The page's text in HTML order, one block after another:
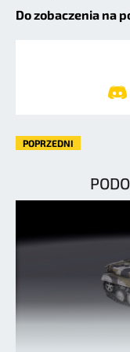
Do zobaczenia na
POPRZEDNI